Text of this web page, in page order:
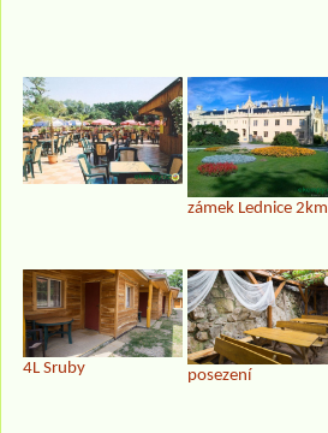
zámek Lednice 2km
4L Sruby
posezení